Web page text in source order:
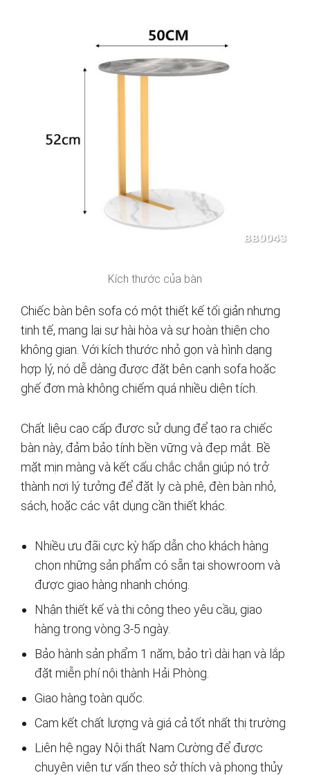
Kích thước của bàn
Chiếc bàn bên sofa có một thiết kế tối giản nhưng
tinh tế, mang lại sự hài hòa và sự hoàn thiện cho
không gian. Với kích thước nhỏ gọn và hình dạng
hợp lý, nó dễ dàng được đặt bên cạnh sofa hoặc
ghế đơn mà không chiếm quá nhiều diện tích.
Chất liệu cao cấp được sử dụng để tạo ra chiếc
bàn này, đảm bảo tính bền vững và đẹp mắt. Bề
mặt mịn màng và kết cấu chắc chắn giúp nó trở
thành nơi lý tưởng để đặt ly cà phê, đèn bàn nhỏ,
sách, hoặc các vật dụng cần thiết khác.
Nhiều ưu đãi cực kỳ hấp dẫn cho khách hàng
chọn những sản phẩm có sẵn tại showroom và
được giao hàng nhanh chóng.
Nhận thiết kế và thi công theo yêu cầu, giao
hàng trong vòng 3-5 ngày.
Bảo hành sản phẩm 1 năm, bảo trì dài hạn và lắp
đặt miễn phí nội thành Hải Phòng.
Giao hàng toàn quốc.
Cam kết chất lượng và giá cả tốt nhất thị trường
Liên hệ ngay Nội thất Nam Cường để được
chuyên viên tư vấn theo sở thích và phong thủy